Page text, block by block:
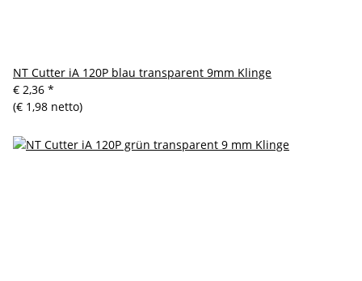
NT Cutter iA 120P blau transparent 9mm Klinge
€ 2,36 *
(€ 1,98 netto)